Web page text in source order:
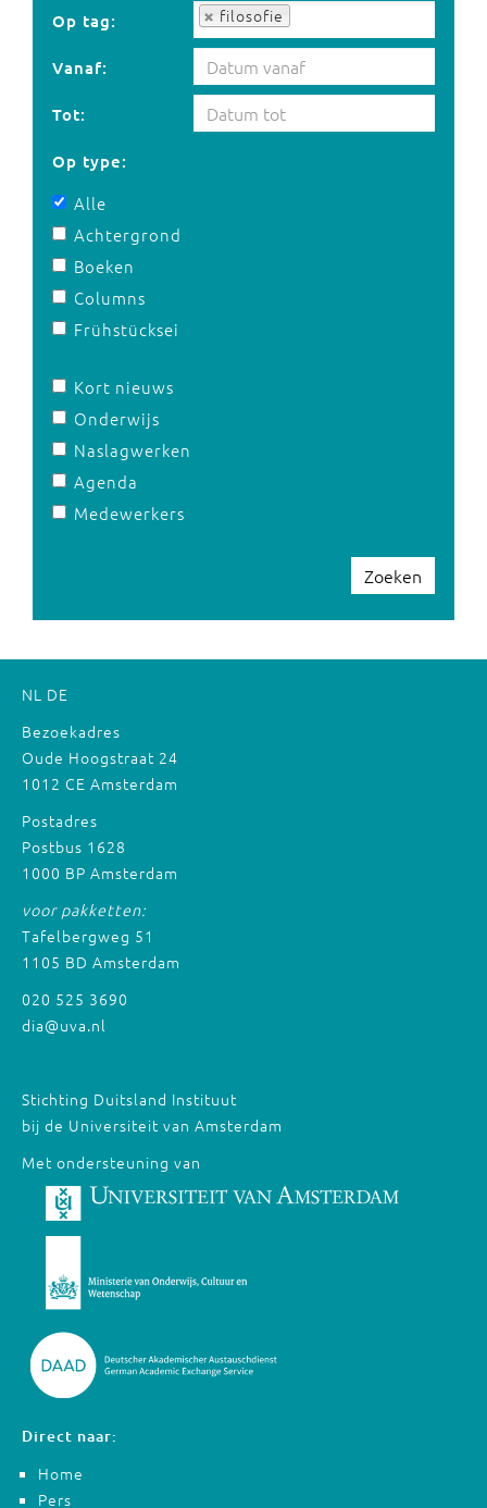
Op tag: filosofie
Op tag:
Vanaf:
Tot:
Op type:
Alle
Achtergrond
Boeken
Columns
Frühstücksei
Kort nieuws
Onderwijs
Naslagwerken
Agenda
Medewerkers
Zoeken
NL DE
Bezoekadres
Oude Hoogstraat 24
1012 CE Amsterdam
Postadres
Postbus 1628
1000 BP Amsterdam
voor pakketten:
Tafelbergweg 51
1105 BD Amsterdam
020 525 3690
dia@uva.nl
Stichting Duitsland Instituut
bij de Universiteit van Amsterdam
Met ondersteuning van
Direct naar:
Home
Pers